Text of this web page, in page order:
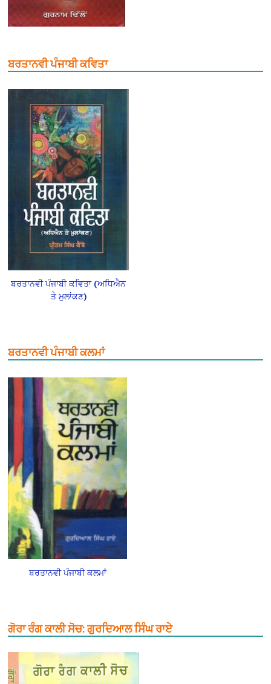
ਬਰਤਾਨਵੀ ਪੰਜਾਬੀ ਕਵਿਤਾ
ਬਰਤਾਨਵੀ ਪੰਜਾਬੀ ਕਵਿਤਾ (ਅਧਿਐਨ
ਤੇ ਮੁਲਾਂਕਣ)
ਬਰਤਾਨਵੀ ਪੰਜਾਬੀ ਕਲਮਾਂ
ਬਰਤਾਨਵੀ ਪੰਜਾਬੀ ਕਲਮਾਂ
ਗੋਰਾ ਰੰਗ ਕਾਲੀ ਸੋਚ: ਗੁਰਦਿਆਲ ਸਿੰਘ ਰਾਏ